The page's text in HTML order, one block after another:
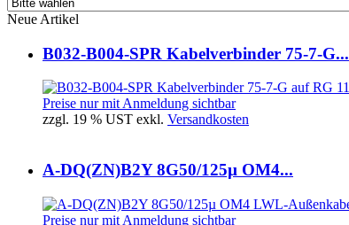
Neue Artikel
B032-B004-SPR Kabelverbinder 75-7-G...
Preise nur mit Anmeldung sichtbar
zzgl. 19 % UST exkl. Versandkosten
A-DQ(ZN)B2Y 8G50/125µ OM4...
Preise nur mit Anmeldung sichtbar